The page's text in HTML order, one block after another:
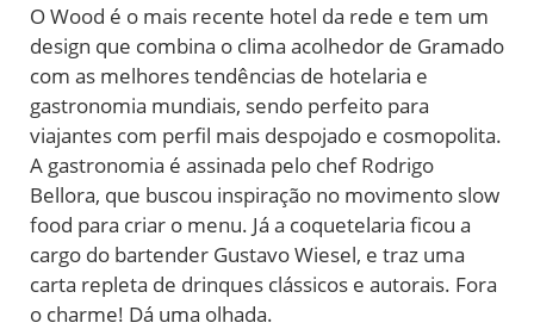
O Wood é o mais recente hotel da rede e tem um
design que combina o clima acolhedor de Gramado
com as melhores tendências de hotelaria e
gastronomia mundiais, sendo perfeito para
viajantes com perfil mais despojado e cosmopolita.
A gastronomia é assinada pelo chef Rodrigo
Bellora, que buscou inspiração no movimento slow
food para criar o menu. Já a coquetelaria ficou a
cargo do bartender Gustavo Wiesel, e traz uma
carta repleta de drinques clássicos e autorais. Fora
o charme! Dá uma olhada.